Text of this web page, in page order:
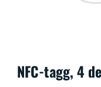
NFC-tagg, 4